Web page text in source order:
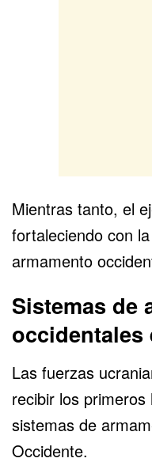
Mientras tanto, el
fortaleciendo con
armamento
Sistemas de
occidentales
Las fuerzas
recibir los
sistemas de
Occidente.